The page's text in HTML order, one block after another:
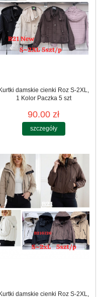
Kurtki damskie cienki Roz S-2XL,
1 Kolor Paczka 5 szt
90.00 zł
szczegóły
Kurtki damskie cienki Roz S-2XL,